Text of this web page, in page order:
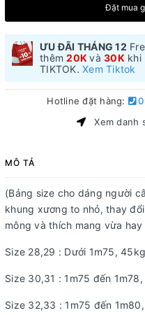
Đặt mua
ƯU ĐÃI THÁNG 12
thêm20Kvà 30K khi
TIKTOK. Xem Tiktok
Hotline đặt hàng:
Xem danh
MÔ TẢ
(Bảng size cho dáng người
khung xương to nhỏ, thay
mông và thích mang vừa
Size 28,29 : Dưới 1m75,
Size 30,31 : 1m75 đến
Size 32,33 : 1m75 đến